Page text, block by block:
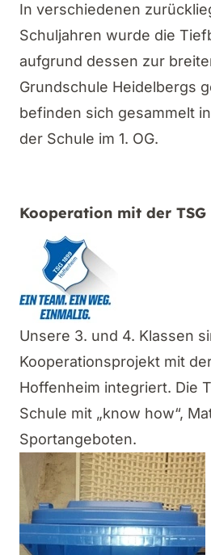
In verschiedenen
Schuljahren wurde die
aufgrund dessen zur
Grundschule Heidelbergs
befinden sich gesammelt
der Schule im 1. OG.
Kooperation mit der TSG
Unsere 3. und 4. Klassen
Kooperationsprojekt mit
Hoffenheim integriert. Die
Schule mit „know how“,
Sportangeboten.